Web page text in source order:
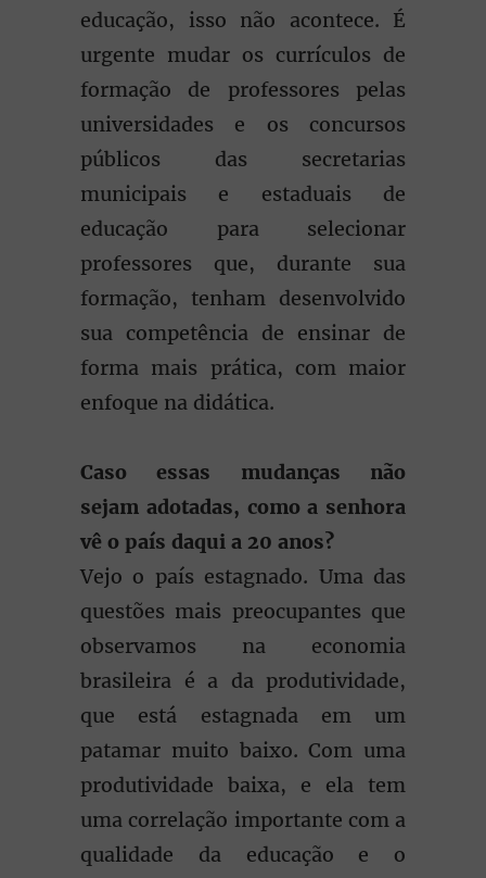
educação, isso não acontece. É
urgente mudar os currículos de
formação de professores pelas
universidades e os concursos
públicos das secretarias
municipais e estaduais de
educação para selecionar
professores que, durante sua
formação, tenham desenvolvido
sua competência de ensinar de
forma mais prática, com maior
enfoque na didática.
Caso essas mudanças não
sejam adotadas, como a senhora
vê o país daqui a 20 anos?
Vejo o país estagnado. Uma das
questões mais preocupantes que
observamos na economia
brasileira é a da produtividade,
que está estagnada em um
patamar muito baixo. Com uma
produtividade baixa, e ela tem
uma correlação importante com a
qualidade da educação e o